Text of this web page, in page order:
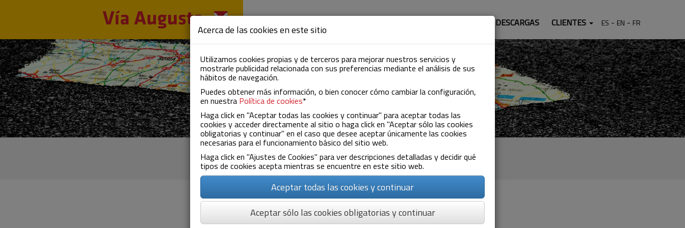
DESCARGAS CLIENTES ES EN FR
Dónde estamos
Acerca de las cookies en este sitio
Utilizamos cookies propias y de terceros para mejorar nuestros servicios y
mostrarle publicidad relacionada con sus preferencias mediante el análisis de sus
hábitos de navegación.
Puedes obtener más información, o bien conocer cómo cambiar la configuración,
en nuestra Política de cookies*
Haga click en "Aceptar todas las cookies y continuar" para aceptar todas las
cookies y acceder directamente al sitio o haga click en "Aceptar sólo las cookies
obligatorias y continuar" en el caso que desee aceptar únicamente las cookies
necesarias para el funcionamiento básico del sitio web.
Haga click en "Ajustes de Cookies" para ver descripciones detalladas y decidir qué
tipos de cookies acepta mientras se encuentre en este sitio web.
Aceptar todas las cookies y continuar
Aceptar sólo las cookies obligatorias y continuar